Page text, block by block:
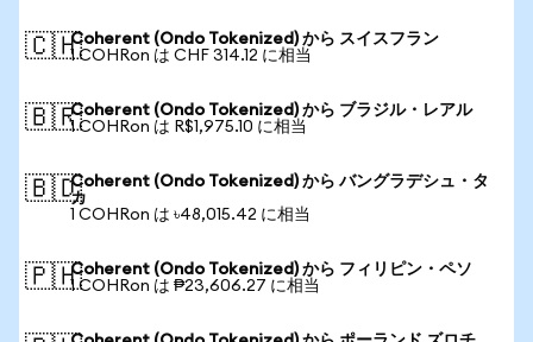
🇨🇭Coherent (Ondo Tokenized) から スイスフラン
1 COHRon は CHF 314.12 に相当
🇧🇷Coherent (Ondo Tokenized) から ブラジル・レアル
1 COHRon は R$1,975.10 に相当
🇧🇩Coherent (Ondo Tokenized) から バングラデシュ・タ
カ
1 COHRon は ৳48,015.42 に相当
🇵🇭Coherent (Ondo Tokenized) から フィリピン・ペソ
1 COHRon は ₱23,606.27 に相当